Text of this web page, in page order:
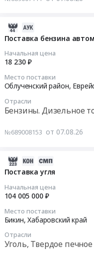
Поставка бензина
Начальная цена
18 230 ₽
Место поставки
Облученский район,
Отрасли
Бензины. Дизельное
№689008153 от 07.08.26
Поставка угля
Начальная цена
104 005 000 ₽
Место поставки
Бикин,Хабаровский край
Отрасли
Уголь, Твердое